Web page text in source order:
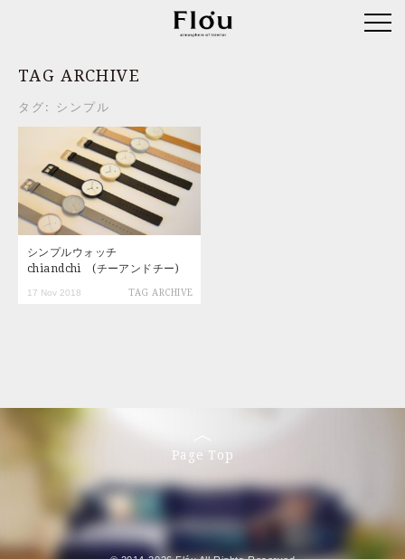
TAG ARCHIVE
タグ: シンプル
シンプルウォッチ
chiandchi (チーアンドチー)
17 Nov 2018 TAG ARCHIVE
Page Top